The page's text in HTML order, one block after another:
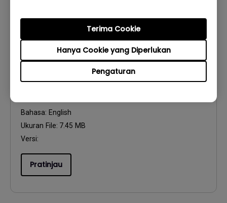
Pengaturan
Hanya Cookie yang Diperlukan
Terima Cookie
Petunjuk Penggunaan
User Manual
Bahasa: English
Ukuran File: 7.45 MB
Versi:
Pratinjau